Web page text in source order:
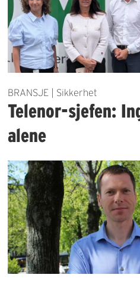
BRANSJE | Sikkerhet
Telenor-sjefen:
alene